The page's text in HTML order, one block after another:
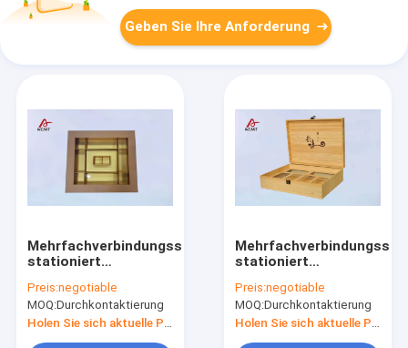
Geben Sie Ihre Anforderung
Mehrfachverbindungsstelle
stationiert
Goldfarbpapier-
Schmuckkästchen
mit Haustier-Fenster,
/SGS
Preis:negotiable
MOQ:Durchkontaktierung
stationiert
Goldfarbpapier-
Schmuckkästchen
mit Haustier-Fenster,
/SGS
Preis:negotiable
MOQ:Durchkontaktierung